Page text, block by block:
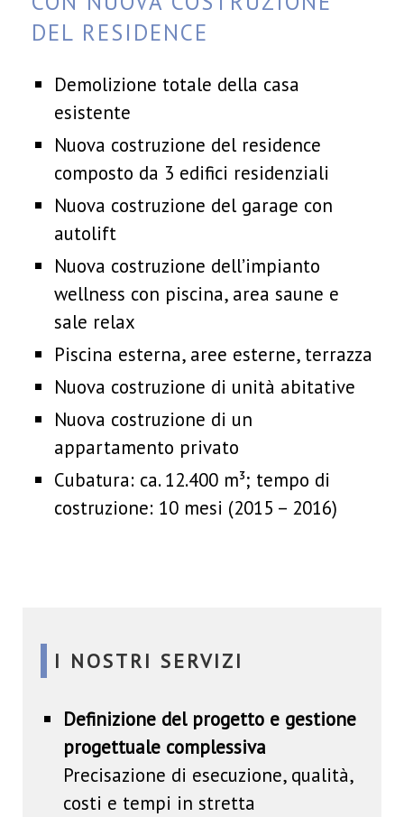
DEL RESIDENCE
Demolizione totale della casa
esistente
Nuova costruzione del residence
composto da 3 edifici residenziali
Nuova costruzione del garage con
autolift
Nuova costruzione dell’impianto
wellness con piscina, area saune e
sale relax
Piscina esterna, aree esterne, terrazza
Nuova costruzione di unità abitative
Nuova costruzione di un
appartamento privato
Cubatura: ca. 12.400 m³; tempo di
costruzione: 10 mesi (2015 – 2016)
I NOSTRI SERVIZI
Definizione del progetto e gestione
progettuale complessiva
Precisazione di esecuzione, qualità,
costi e tempi in stretta